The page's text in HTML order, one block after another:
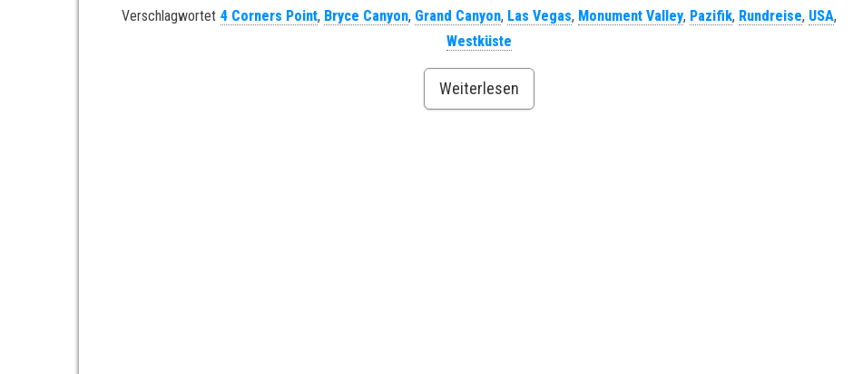
Verschlagwortet 4 Corners Point, Bryce Canyon, Grand Canyon, Las Vegas, Monument Valley, Pazifik, Rundreise, USA,
Westküste
Weiterlesen